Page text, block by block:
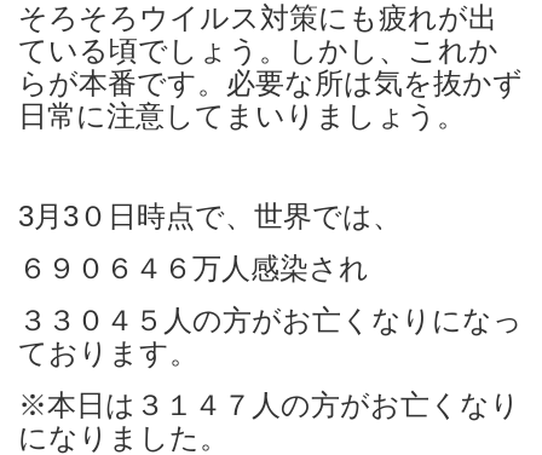
そろそろウイルス対策にも疲れが出
ている頃でしょう。しかし、これか
らが本番です。必要な所は気を抜かず
日常に注意してまいりましょう。
3月3０日時点で、世界では、
６９０６４６万人感染され
３３０４５人の方がお亡くなりになっ
ております。
※本日は３１４７人の方がお亡くなり
になりました。